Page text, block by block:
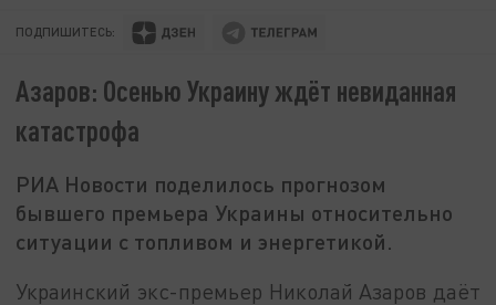
ПОДПИШИТЕСЬ:
Азаров: Осенью Украину ждёт невиданная
катастрофа
РИА Новости поделилось прогнозом
бывшего премьера Украины относительно
ситуации с топливом и энергетикой.
Украинский экс-премьер Николай Азаров даёт